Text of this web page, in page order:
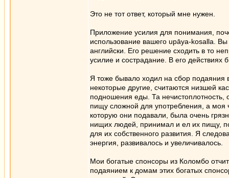
Это не тот ответ, который мне нужен.
Приложение усилия для понимания,
использование вашего upāya-kosalla. Вы
английски. Его решение сходить в то
усилие и сострадание. В его
Я тоже бывало ходил на сбор подаяния
некоторые другие, считаются низшей
подношения еды. Та нечистоплотность,
пищу сложной для употребления, а
которую они подавали, была очень
нищих людей, принимал и ел их пищу,
для их собственного развития. Я
энергия, развивалось и увеличивалось.
Мои богатые спонсоры из Коломбо
подаянием к домам этих богатых